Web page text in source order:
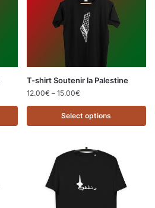
T-shirt Soutenir la Palestine
12.00€ – 15.00€
Select options